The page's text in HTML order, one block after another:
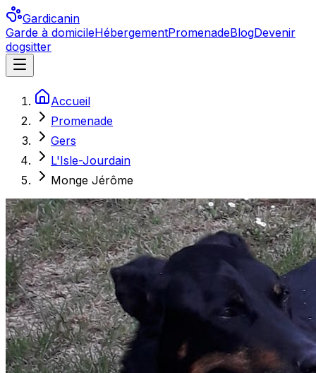
Gardicanin
Garde à domicileHébergementPromenadeBlogDevenir
dogsitter
Accueil
Promenade
Gers
L'Isle-Jourdain
Monge Jérôme